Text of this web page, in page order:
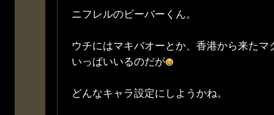
ニフレルのビーバーくん。
ウチにはマキバオーとか、香港から来た
いっぱいいるのだが
どんなキャラ設定にしようかね。